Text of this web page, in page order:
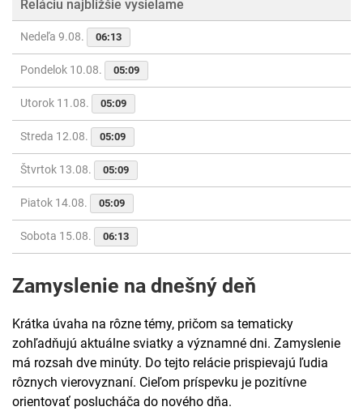
Reláciu najbližšie vysielame
Nedeľa 9.08. 06:13
Pondelok 10.08. 05:09
Utorok 11.08. 05:09
Streda 12.08. 05:09
Štvrtok 13.08. 05:09
Piatok 14.08. 05:09
Sobota 15.08. 06:13
Zamyslenie na dnešný deň
Krátka úvaha na rôzne témy, pričom sa tematicky
zohľadňujú aktuálne sviatky a významné dni. Zamyslenie
má rozsah dve minúty. Do tejto relácie prispievajú ľudia
rôznych vierovyznaní. Cieľom príspevku je pozitívne
orientovať poslucháča do nového dňa.